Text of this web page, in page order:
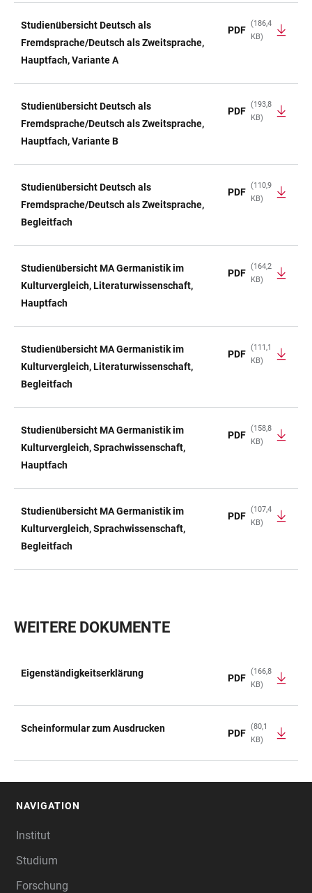
Studienübersicht Deutsch als
Fremdsprache/Deutsch als Zweitsprache,
Hauptfach, Variante A
PDF
(186,4
KB)
Studienübersicht Deutsch als
Fremdsprache/Deutsch als Zweitsprache,
Hauptfach, Variante B
PDF
(193,8
KB)
Studienübersicht Deutsch als
Fremdsprache/Deutsch als Zweitsprache,
Begleitfach
PDF
(110,9
KB)
Studienübersicht MA Germanistik im
Kulturvergleich, Literaturwissenschaft,
Hauptfach
PDF
(164,2
KB)
Studienübersicht MA Germanistik im
Kulturvergleich, Literaturwissenschaft,
Begleitfach
PDF
(111,1
KB)
Studienübersicht MA Germanistik im
Kulturvergleich, Sprachwissenschaft,
Hauptfach
PDF
(158,8
KB)
Studienübersicht MA Germanistik im
Kulturvergleich, Sprachwissenschaft,
Begleitfach
PDF
(107,4
KB)
WEITERE DOKUMENTE
Eigenständigkeitserklärung PDF
(166,8
KB)
Scheinformular zum Ausdrucken PDF
(80,1
KB)
NAVIGATION
Institut
Studium
Forschung